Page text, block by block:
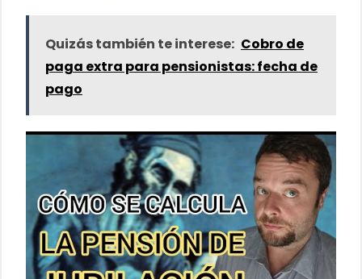
Quizás también te interese: Cobro de
paga extra para pensionistas: fecha de
pago